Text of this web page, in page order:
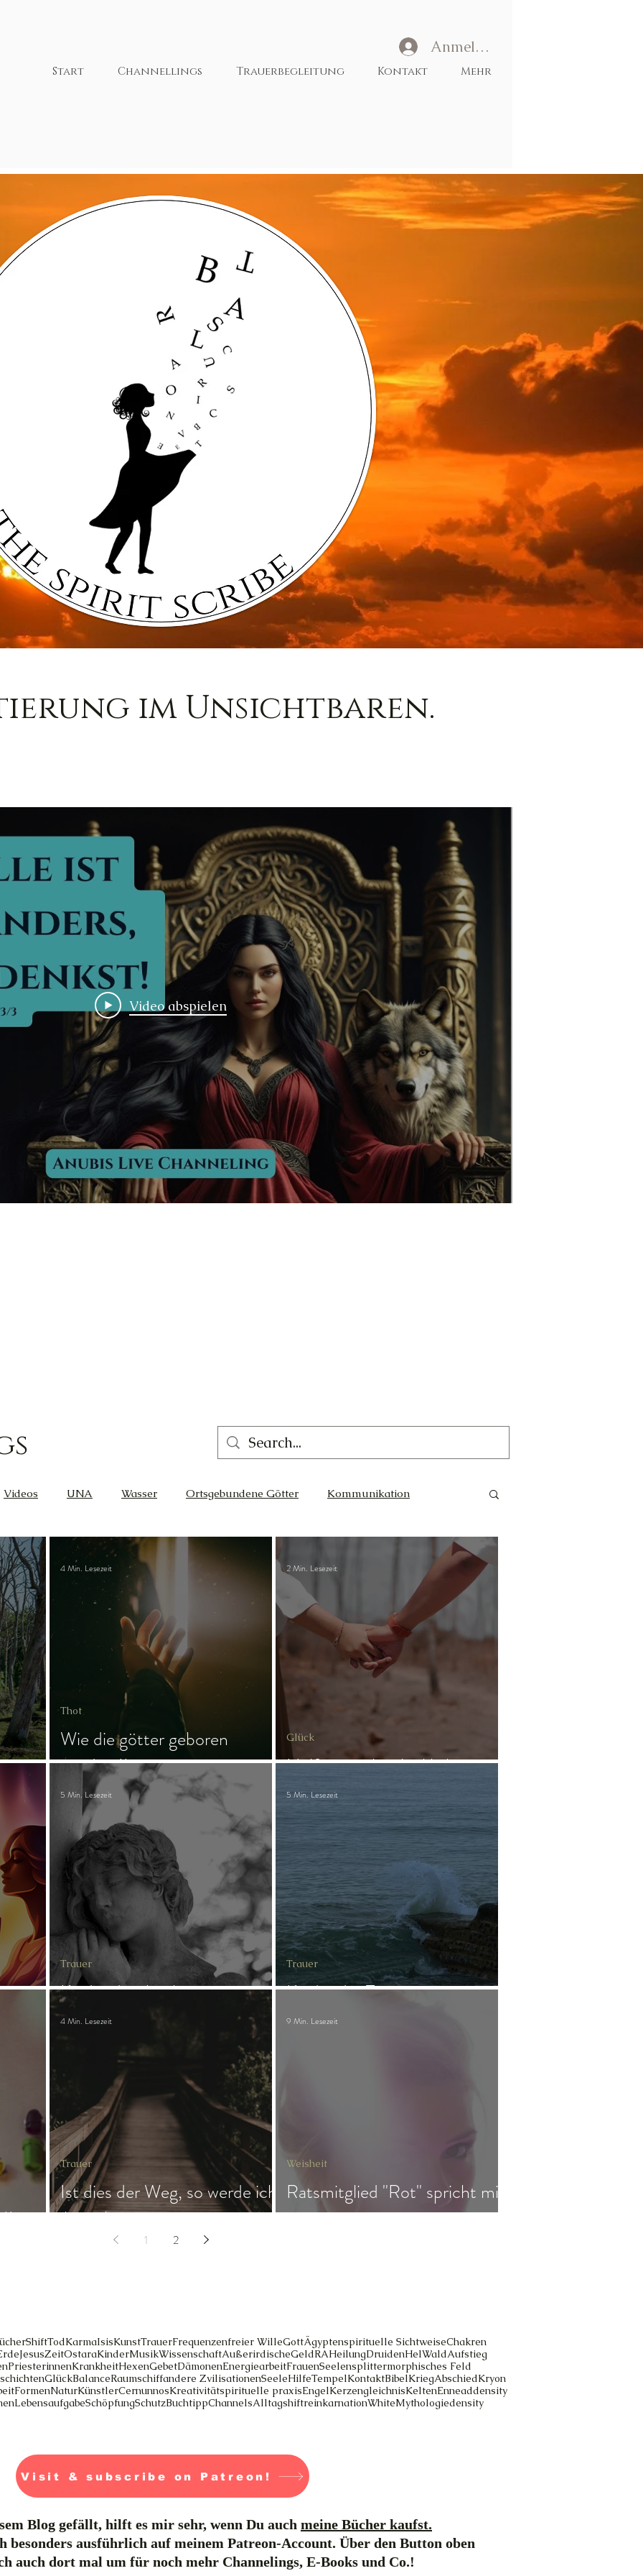
Anmelden
Start Channellings Trauerbegleitung Kontakt Mehr
im Unsichtbaren.
Video abspielen
Videos UNA Wasser Ortsgebundene Götter Kommunikation
Gleichgewicht Liebe
Glück Thot Der Lichtschmied Ortsgebundene Götter
Magie Frau & Familie
Wie die götter geboren
wurden II
Thot
4 Min. Lesezeit
Helfen macht glücklich
Glück
2 Min. Lesezeit
Kinder des Anubis
Trauer
5 Min. Lesezeit
Kinder der Trauer
Trauer
5 Min. Lesezeit
Ist dies der Weg, so werde ich
ihn gehen
Trauer
4 Min. Lesezeit
Ratsmitglied "Rot" spricht mit
mir
Weisheit
9 Min. Lesezeit
1 2
ShiftTodKarmaIsisKunstTrauerFrequenzenfreier WilleGottÄgyptenspirituelle SichtweiseChakren
JesusZeitOstaraKinderMusikWissenschaftAußerirdischeGeldRAHeilungDruidenHelWaldAufstieg
PriesterinnenKrankheitHexenGebetDämonenEnergiearbeitFrauenSeelensplittermorphisches Feld
GlückBalanceRaumschiffandere ZvilisationenSeeleHilfeTempelKontaktBibelKriegAbschiedKryon
FormenNaturKünstlerCernunnosKreativitätspirituelle praxisEngelKerzengleichnisKeltenEnneaddensity
LebensaufgabeSchöpfungSchutzBuchtippChannelsAlltagshiftreinkarnationWhiteMythologiedensity
Visit & subscribe on Patreon!
Blog gefällt, hilft es mir sehr, wenn Du auch meine Bücher kaufst.
besonders ausführlich auf meinem Patreon-Account. Über den Button oben
auch dort mal um für noch mehr Channelings, E-Books und Co.!